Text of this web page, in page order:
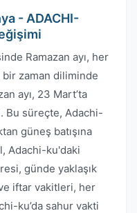
- ADACHI-
Ramazan ayı, her
zaman diliminde
ayı, 23 Mart’ta
Bu süreçte, Adachi-
güneş batışına
Adachi-ku'daki
günde yaklaşık
iftar vakitleri, her
ku’da sahur vakti